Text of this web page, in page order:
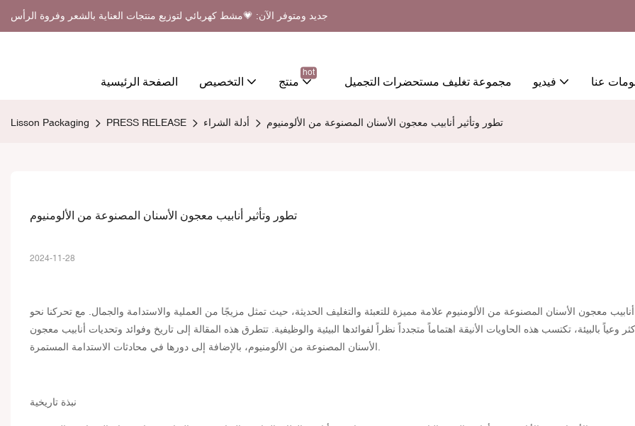
جديد ومتوفر الآن: 💗مشط كهربائي لتوزيع منتجات العناية بالشعر وفروة الرأس
الصفحة الرئيسية التخصيص منتج
hot
مجموعة تغليف مستحضرات التجميل فيديو عنا
Lisson Packaging PRESS RELEASE أدلة الشراء تطور وتأثير أنابيب معجون الأسنان المصنوعة من الألومنيوم
تطور وتأثير أنابيب معجون الأسنان المصنوعة من الألومنيوم
2024-11-28
معجون الأسنان المصنوعة من الألومنيوم علامة مميزة للتعبئة والتغليف الحديثة، حيث تمثل مزيجًا من العملية والاستدامة والجمال. مع تحركنا نحو
وعياً بالبيئة، تكتسب هذه الحاويات الأنيقة اهتماماً متجدداً نظراً لفوائدها البيئية والوظيفية. تتطرق هذه المقالة إلى تاريخ وفوائد وتحديات أنابيب معجون
الأسنان المصنوعة من الألومنيوم، بالإضافة إلى دورها في محادثات الاستدامة المستمرة.
نبذة تاريخية